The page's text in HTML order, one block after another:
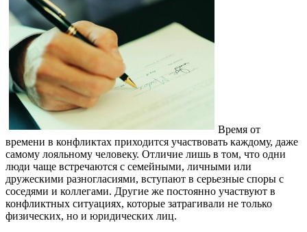
Время от
времени в конфликтах приходится участвовать каждому, даже
самому лояльному человеку. Отличие лишь в том, что одни
люди чаще встречаются с семейными, личными или
дружескими разногласиями, вступают в серьезные споры с
соседями и коллегами. Другие же постоянно участвуют в
конфликтных ситуациях, которые затрагивали не только
физических, но и юридических лиц.